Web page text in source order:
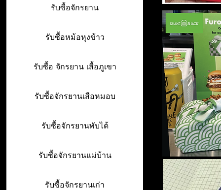
รับซื้อจักรยาน
รับซื้อหม้อหุงข้าว
รับซื้อ จักรยาน เสื้อภูเขา
รับซื้อจักรยานเสือหมอบ
รับซื้อจักรยานพับได้
รับซื้อจักรยานแม่บ้าน
รับซื้อจักรยานเก่า